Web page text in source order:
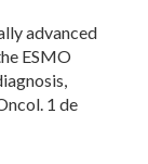
advanced
ESMO
1 de